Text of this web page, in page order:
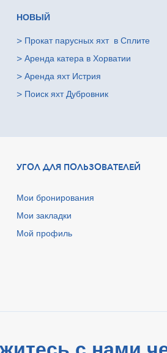
НОВЫЙ
> Прокат парусных яхт в Сплите
> Аренда катера в Хорватии
> Аренда яхт Истрия
> Поиск яхт Дубровник
УГОЛ ДЛЯ ПОЛЬЗОВАТЕЛЕЙ
Мои бронирования
Мои закладки
Мой профиль